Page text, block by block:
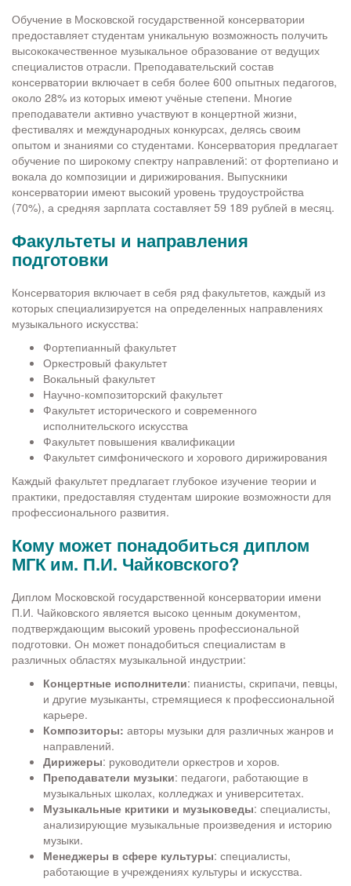
Обучение в Московской государственной консерватории
предоставляет студентам уникальную возможность получить
высококачественное музыкальное образование от ведущих
специалистов отрасли. Преподавательский состав
консерватории включает в себя более 600 опытных педагогов,
около 28% из которых имеют учёные степени. Многие
преподаватели активно участвуют в концертной жизни,
фестивалях и международных конкурсах, делясь своим
опытом и знаниями со студентами. Консерватория предлагает
обучение по широкому спектру направлений: от фортепиано и
вокала до композиции и дирижирования. Выпускники
консерватории имеют высокий уровень трудоустройства
(70%), а средняя зарплата составляет 59 189 рублей в месяц.
Факультеты и направления
подготовки
Консерватория включает в себя ряд факультетов, каждый из
которых специализируется на определенных направлениях
музыкального искусства:
Фортепианный факультет
Оркестровый факультет
Вокальный факультет
Научно-композиторский факультет
Факультет исторического и современного
исполнительского искусства
Факультет повышения квалификации
Факультет симфонического и хорового дирижирования
Каждый факультет предлагает глубокое изучение теории и
практики, предоставляя студентам широкие возможности для
профессионального развития.
Кому может понадобиться диплом
МГК им. П.И. Чайковского?
Диплом Московской государственной консерватории имени
П.И. Чайковского является высоко ценным документом,
подтверждающим высокий уровень профессиональной
подготовки. Он может понадобиться специалистам в
различных областях музыкальной индустрии:
Концертные исполнители: пианисты, скрипачи, певцы,
и другие музыканты, стремящиеся к профессиональной
карьере.
Композиторы: авторы музыки для различных жанров и
направлений.
Дирижеры: руководители оркестров и хоров.
Преподаватели музыки: педагоги, работающие в
музыкальных школах, колледжах и университетах.
Музыкальные критики и музыковеды: специалисты,
анализирующие музыкальные произведения и историю
музыки.
Менеджеры в сфере культуры: специалисты,
работающие в учреждениях культуры и искусства.